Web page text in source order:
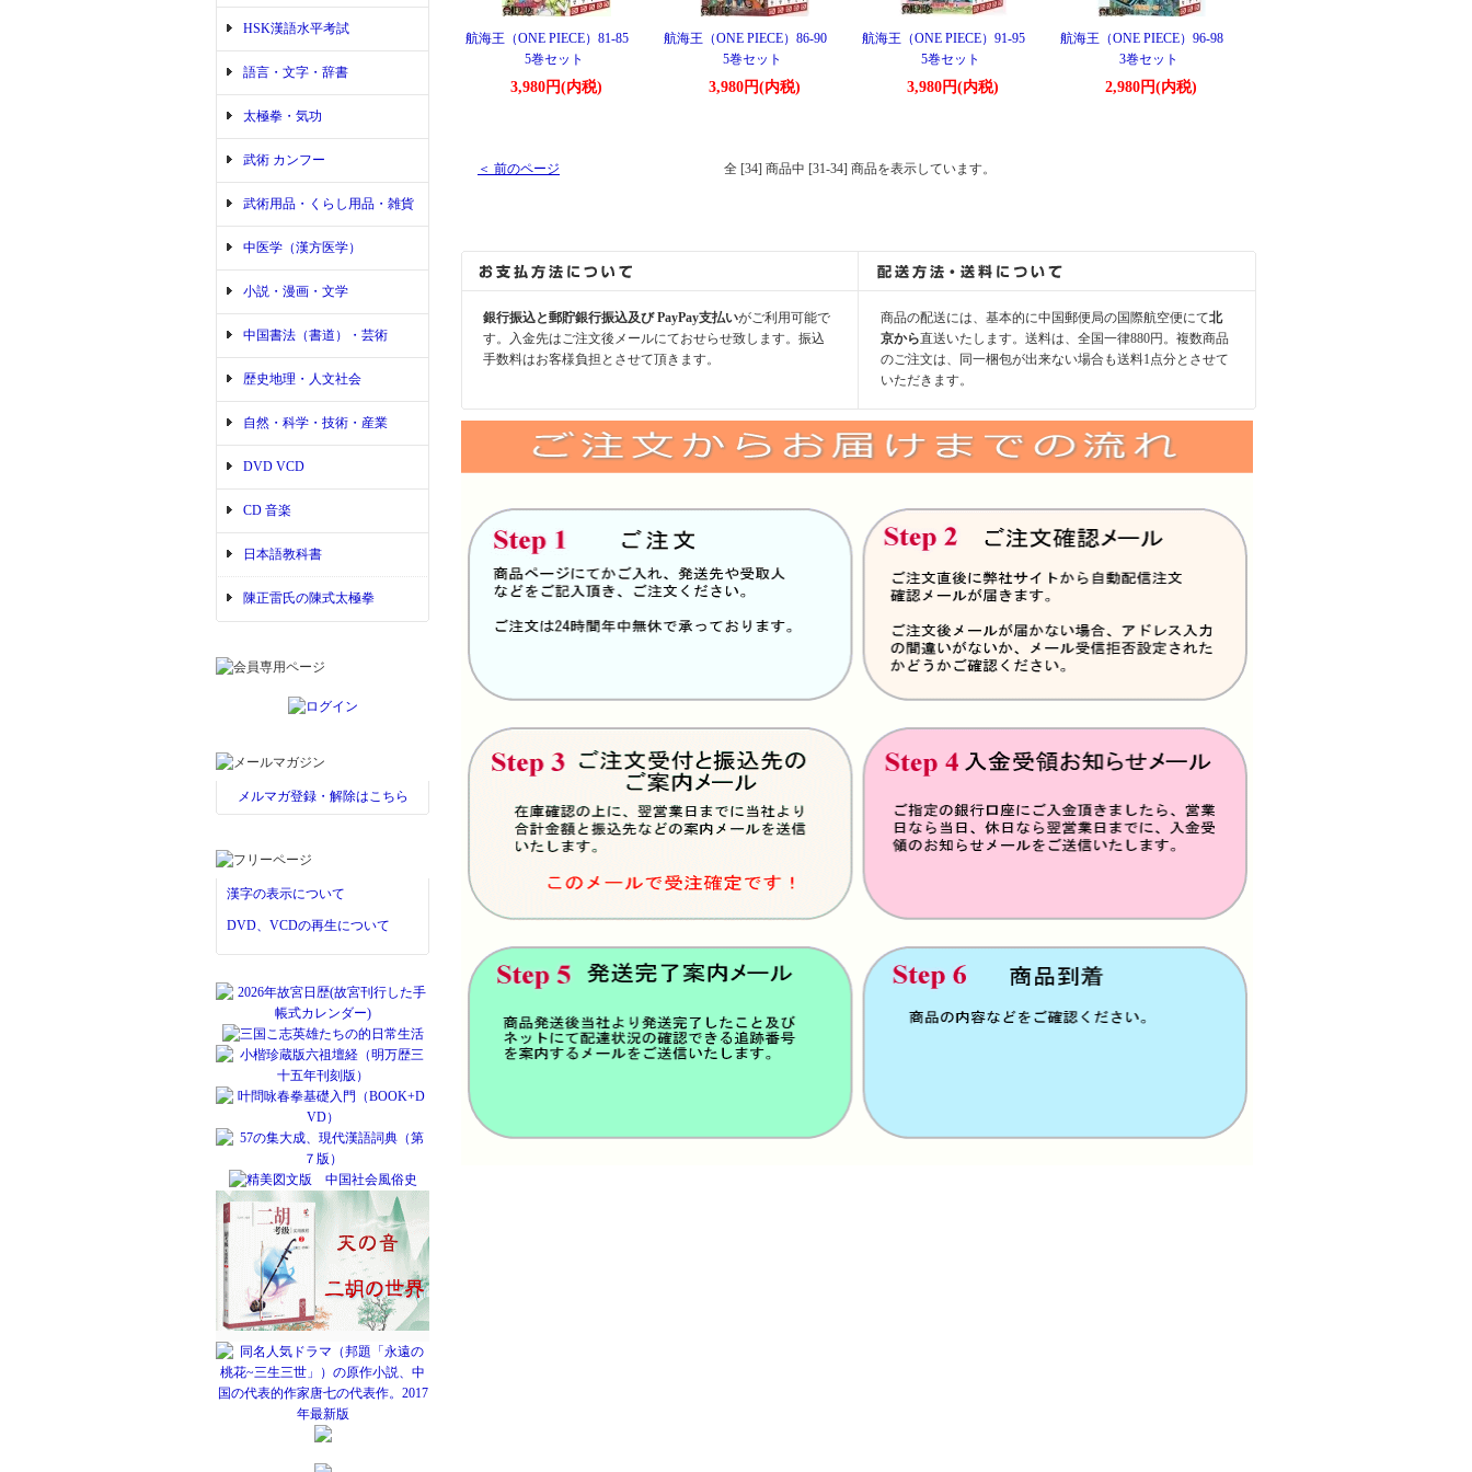
HSK漢語水平考試
語言・文字・辞書
太極拳・気功
武術 カンフー
武術用品・くらし用品・雑貨
中医学（漢方医学）
小説・漫画・文学
中国書法（書道）・芸術
歴史地理・人文社会
自然・科学・技術・産業
DVD VCD
CD 音楽
日本語教科書
陳正雷氏の陳式太極拳
メルマガ登録・解除はこちら
漢字の表示について
DVD、VCDの再生について
航海王（ONE PIECE）81-85
5巻セット
3,980円(内税)
航海王（ONE PIECE）86-90
5巻セット
3,980円(内税)
航海王（ONE PIECE）91-95
5巻セット
3,980円(内税)
航海王（ONE PIECE）96-98
3巻セット
2,980円(内税)
＜ 前のページ 全 [34] 商品中 [31-34] 商品を表示しています。
銀行振込と郵貯銀行振込及び PayPay支払いがご利用可能で
す。入金先はご注文後メールにておせらせ致します。振込
手数料はお客様負担とさせて頂きます。
商品の配送には、基本的に中国郵便局の国際航空便にて北
京から直送いたします。送料は、全国一律880円。複数商品
のご注文は、同一梱包が出来ない場合も送料1点分とさせて
いただきます。